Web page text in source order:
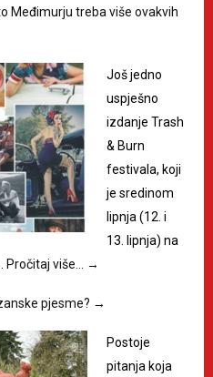
Međimurju treba više ovakvih
Još jedno
uspješno
izdanje Trash
& Burn
festivala, koji
je sredinom
lipnja (12. i
13. lipnja) na
Pročitaj više… →
pjesme? →
Postoje
pitanja koja